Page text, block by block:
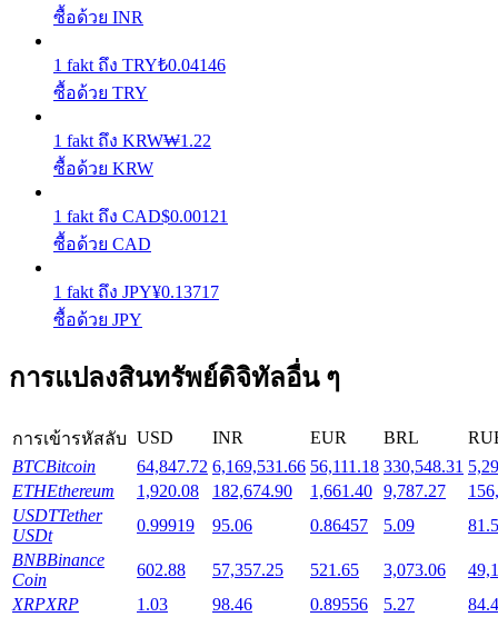
ผลตอบแทนสูงและเข้าถึงได้ทันที
Launchpool
การเซ้งแบบยืดหยุ่นเพื่อรับโทเคนยอดนิยม
การล็อค BTR
การลงทุนพิเศษสำหรับผู้ถือ BTR
ซื้อด้วย INR
1 fakt ถึง TRY₺0.04146
ซื้อด้วย TRY
1 fakt ถึง KRW₩1.22
ซื้อด้วย KRW
1 fakt ถึง CAD$0.00121
ซื้อด้วย CAD
1 fakt ถึง JPY¥0.13717
ซื้อด้วย JPY
การแปลงสินทรัพย์ดิจิทัลอื่น ๆ
การเข้ารหัสลับ USD INR EUR BRL
BTCBitcoin 64,847.72 6,169,531.66 56,111.18 330,548.31
ETHEthereum 1,920.08 182,674.90 1,661.40 9,787.27
USDTTether
USDt
0.99919 95.06 0.86457 5.09
BNBBinance
Coin
602.88 57,357.25 521.65 3,073.06
XRPXRP 1.03 98.46 0.89556 5.27